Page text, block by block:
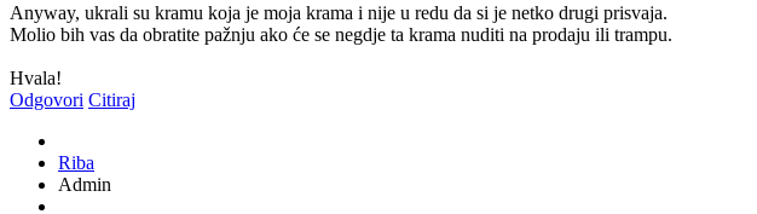
Anyway, ukrali su kramu koja je moja krama i nije u redu da si je netko drugi prisvaja.
Molio bih vas da obratite pažnju ako će se negdje ta krama nuditi na prodaju ili trampu.
Hvala!
Odgovori Citiraj
Riba
Admin